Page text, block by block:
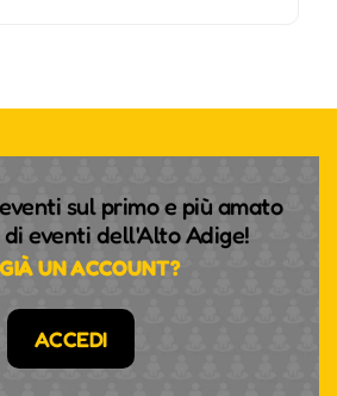
sul primo e più amato
eventi dell'Alto Adige!
UN ACCOUNT?
ACCEDI